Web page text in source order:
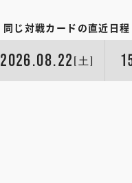
同じ対戦カードの直近日程
2026.08.22 [土]